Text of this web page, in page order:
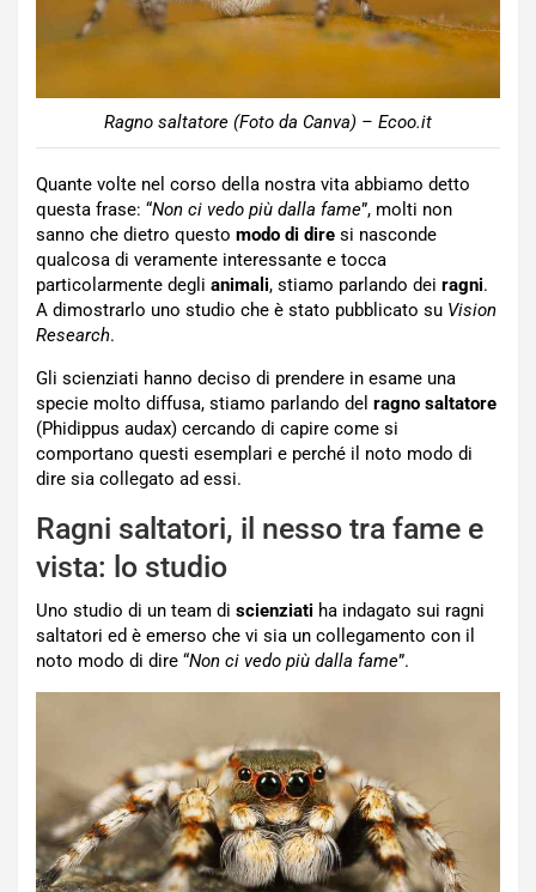
Ragno saltatore (Foto da Canva) – Ecoo.it
Quante volte nel corso della nostra vita abbiamo detto
questa frase: “Non ci vedo più dalla fame”, molti non
sanno che dietro questo modo di dire si nasconde
qualcosa di veramente interessante e tocca
particolarmente degli animali, stiamo parlando dei ragni.
A dimostrarlo uno studio che è stato pubblicato su Vision
Research.
Gli scienziati hanno deciso di prendere in esame una
specie molto diffusa, stiamo parlando del ragno saltatore
(Phidippus audax) cercando di capire come si
comportano questi esemplari e perché il noto modo di
dire sia collegato ad essi.
Ragni saltatori, il nesso tra fame e
vista: lo studio
Uno studio di un team di scienziati ha indagato sui ragni
saltatori ed è emerso che vi sia un collegamento con il
noto modo di dire “Non ci vedo più dalla fame”.